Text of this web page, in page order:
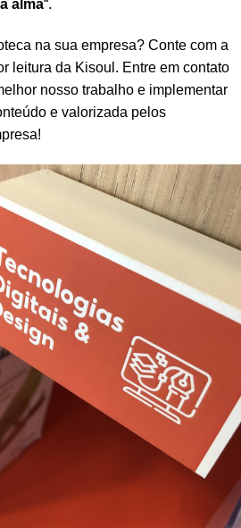
alma“.
na sua empresa? Conte com a
leitura da Kisoul. Entre em contato
nosso trabalho e implementar
e valorizada pelos